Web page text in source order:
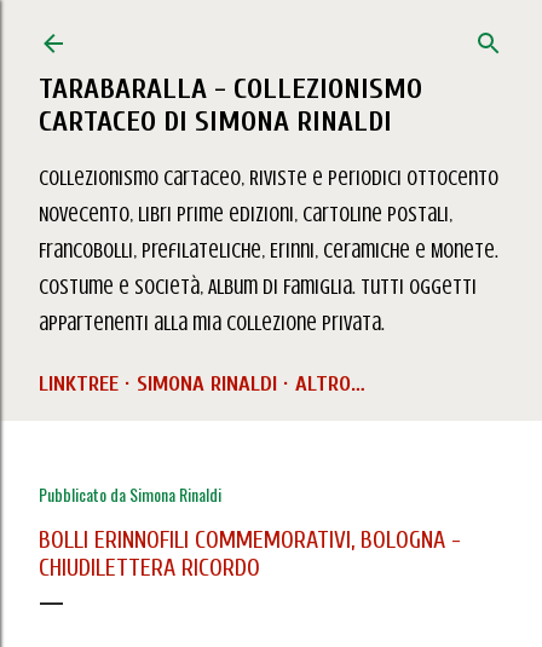
TARABARALLA - COLLEZIONISMO
CARTACEO DI SIMONA RINALDI
Collezionismo Cartaceo, Riviste e Periodici Ottocento
Novecento, Libri prime edizioni, Cartoline Postali,
Francobolli, Prefilateliche, Erinni, Ceramiche e Monete.
Costume e Società, Album di Famiglia. Tutti oggetti
appartenenti alla mia collezione privata.
LINKTREE SIMONA RINALDI ALTRO…
Pubblicato daSimona Rinaldi
BOLLI ERINNOFILI COMMEMORATIVI, BOLOGNA -
CHIUDILETTERA RICORDO